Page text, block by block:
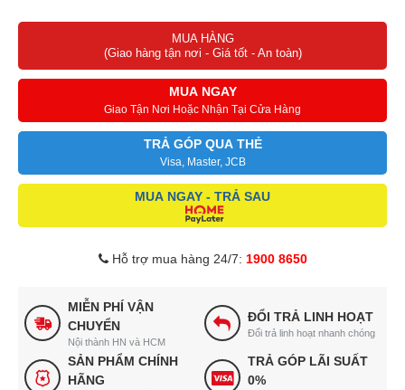
MUA HÀNG
(Giao hàng tận nơi - Giá tốt - An toàn)
MUA NGAY
Giao Tận Nơi Hoặc Nhận Tại Cửa Hàng
TRẢ GÓP QUA THẺ
Visa, Master, JCB
MUA NGAY - TRẢ SAU
Hỗ trợ mua hàng 24/7: 1900 8650
MIỄN PHÍ VẬN
CHUYỂN
Nội thành HN và HCM
ĐỔI TRẢ LINH HOẠT
Đổi trả linh hoạt nhanh chóng
SẢN PHẨM CHÍNH
HÃNG
TRẢ GÓP LÃI SUẤT
0%